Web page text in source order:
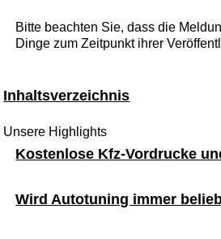
Bitte beachten Sie, dass die
Dinge zum Zeitpunkt ihrer
Inhaltsverzeichnis
Unsere Highlights
Kostenlose Kfz-Vordrucke
Wird Autotuning immer